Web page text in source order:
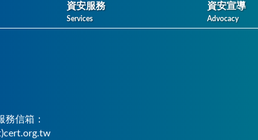
資安服務
Services
資安宣導
Advocacy
務信箱：